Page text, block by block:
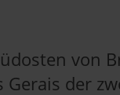
von
der